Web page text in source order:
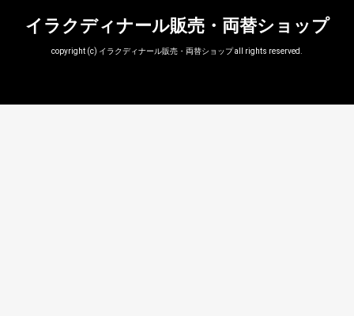
イラクディナール販売・両替ショップ
copyright (c) イラクディナール販売・両替ショップ all rights reserved.